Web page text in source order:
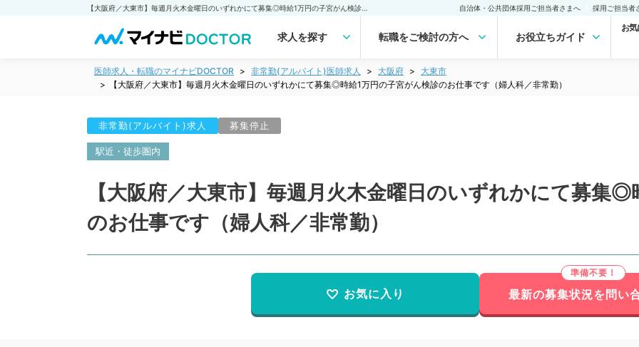
自治体・公共団体採用ご担当者さまへ 採用ご担当者
求人を探す 転職をご検討の方へ お役立ちガイド
お
医師求人・転職のマイナビDOCTOR 非常勤(アルバイト)医師求人 大阪府
大東市
【大阪府／大東市】毎週月火木金曜日のいずれかにて募集◎時給1万円の子宮がん検診のお仕事です（婦人科／非常勤）
非常勤(アルバイト)求人 募集停止
駅近・徒歩圏内
【大阪府／大東市】毎週月火木金曜日のいずれかにて募集
のお仕事です（婦人科／非常勤）
お気に入り 最新の募集状況を問い